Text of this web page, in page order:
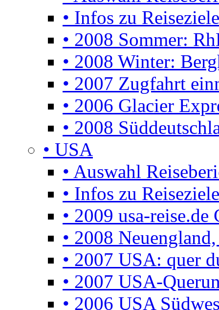
• Infos zu
• 2008 Sommer:
• 2008 Winter:
• 2007 Zugfahrt
• 2006 Glacier
• 2008
• USA
• Auswahl
• Infos zu
• 2009 usa-reise.de
• 2008
• 2007 USA: quer
• 2007 USA-
• 2006 USA